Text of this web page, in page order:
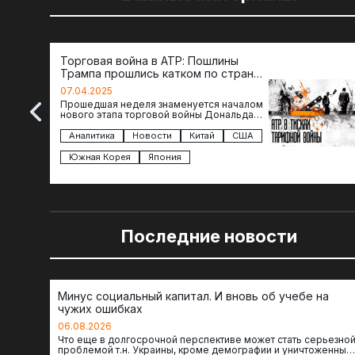
Торговая война в АТР: Пошлины
Трампа прошлись катком по странам
региона
07.04.2025
Прошедшая неделя знаменуется началом
нового этапа торговой войны Дональда
импорта из более 100 стран…
Аналитика Новости Китай
США
Южная Корея
Япония
Последние новости
Минус социальный капитал. И вновь об учебе на
чужих ошибках
06.08.2026
Что еще в долгосрочной перспективе может стать серьезной
проблемой т.н. Украины, кроме демографии и уничтоженных